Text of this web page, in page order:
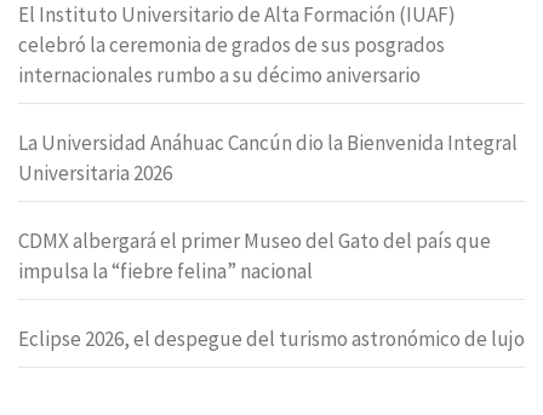
El Instituto Universitario de Alta Formación (IUAF)
celebró la ceremonia de grados de sus posgrados
internacionales rumbo a su décimo aniversario
La Universidad Anáhuac Cancún dio la Bienvenida Integral
Universitaria 2026
CDMX albergará el primer Museo del Gato del país que
impulsa la “fiebre felina” nacional
Eclipse 2026, el despegue del turismo astronómico de lujo